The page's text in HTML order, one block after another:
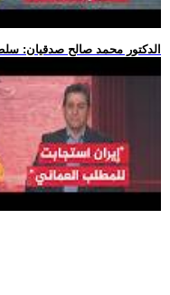
.. الدكتور محمد صالح صدقيان: